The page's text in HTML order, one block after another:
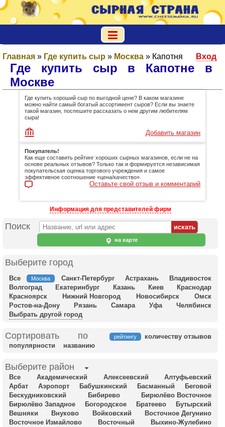
Главная » Где купить сыр » Москва » Капотня Вход
Где купить сыр в Капотне в
Москве
Где купить хороший сыр по выгодной цене? В каком магазине
можно найти самый богатый ассортимент сыров? Если вы знаете
такой магазин, поспешите рассказать о нем другим любителям
сыра!
Добавить магазин
Покупатель!
Как еще составить рейтинг хороших сырных магазинов, если не на
основе реальных отзывов? Только так и формируется независимая
покупательская оценка торгового учреждения и самое
эффективное соотношение «цена/качество».
Оставьте свой отзыв и комментарий
Информация для представителей фирм
Поиск
на карте
Выберите город
Все Москва Санкт-Петербург Астрахань
Владивосток
Волгоград
Екатеринбург Казань Киев
Краснодар
Красноярск
Нижний Новгород Новосибирск
Омск
Ростов-на-Дону
Рязань Самара Уфа
Челябинск
Выбрать другой город
Сортировать по рейтингу
количеству отзывов
популярности
названию
Выберите район
Все Академический Алексеевский
Алтуфьевский
Арбат
Аэропорт Бабушкинский Басманный
Беговой
Бескудниковский
Бибирево
Бирюлёво Восточное
Бирюлёво Западное
Богородское Братеево
Бутырский
Вешняки
Внуково Войковский
Восточное Дегунино
Восточное Измайлово
Восточный
Выхино-Жулебино